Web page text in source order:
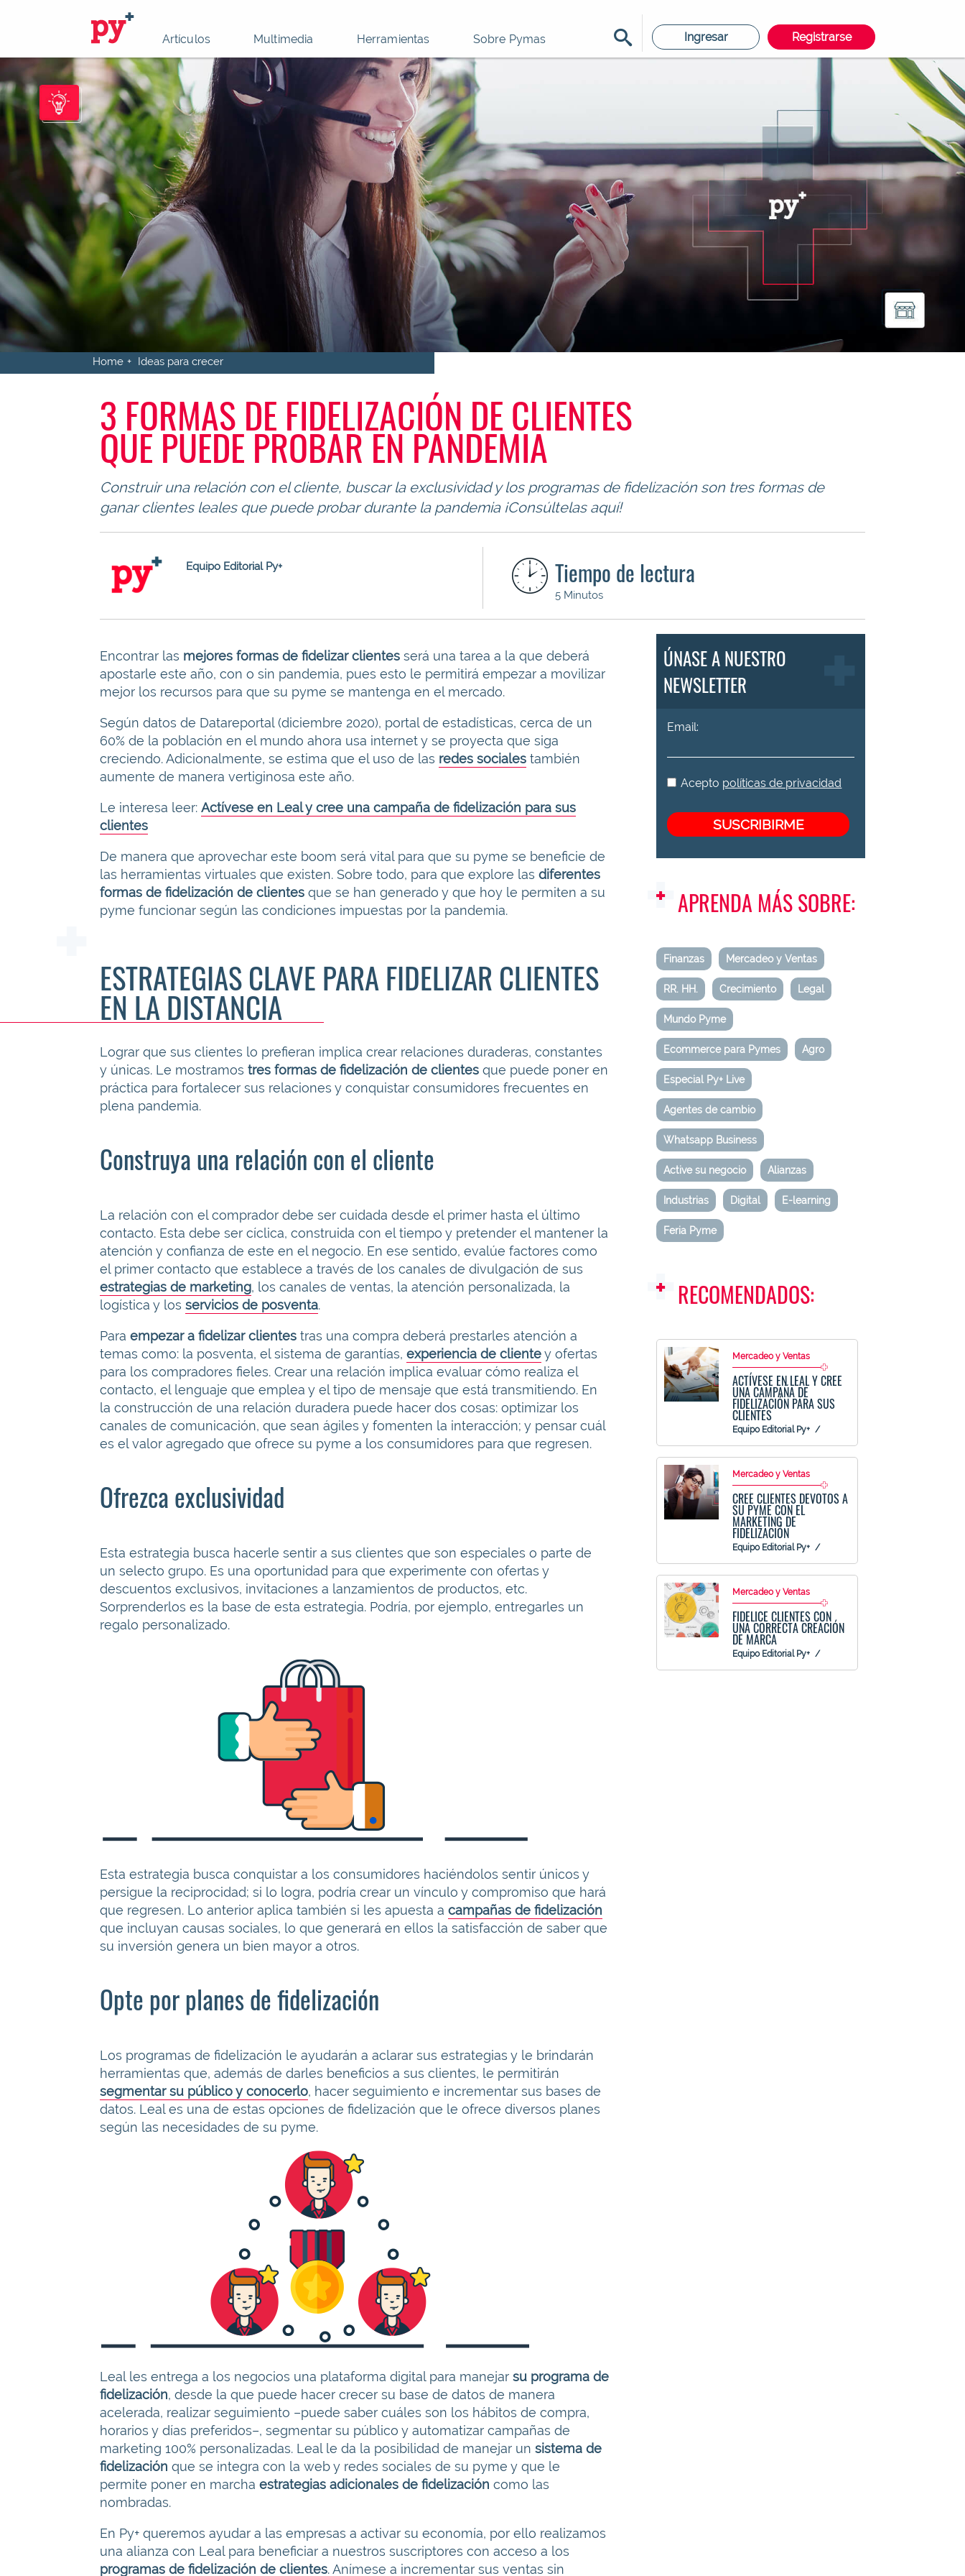
Artículos Multimedia Herramientas Sobre Pymas Ingresar Registrarse
Home Ideas para crecer
3 FORMAS DE FIDELIZACIÓN DE CLIENTES
QUE PUEDE PROBAR EN PANDEMIA
Construir una relación con el cliente, buscar la exclusividad y los programas de fidelización son tres formas de
ganar clientes leales que puede probar durante la pandemia ¡Consúltelas aquí!
Equipo Editorial Py+ Tiempo de lectura
5 Minutos
Encontrar las mejores formas de fidelizar clientesserá una tarea a la que deberá
apostarle este año, con o sin pandemia, pues esto le permitirá empezar a movilizar
mejor los recursos para que su pyme se mantenga en el mercado.
Según datos de Datareportal (diciembre 2020), portal de estadísticas, cerca de un
60% de la población en el mundo ahora usa internet y se proyecta que siga
creciendo. Adicionalmente, se estima que el uso de las redes socialestambién
aumente de manera vertiginosa este año.
Le interesa leer: Actívese en Leal y cree una campaña de fidelización para sus
clientes
De manera que aprovechar este boom será vital para que su pyme se beneficie de
las herramientas virtuales que existen. Sobre todo, para que explore las diferentes
formas de fidelización de clientes que se han generado y que hoy le permiten a su
pyme funcionar según las condiciones impuestas por la pandemia.
ESTRATEGIAS CLAVE PARA FIDELIZAR CLIENTES
EN LA DISTANCIA
Lograr que sus clientes lo prefieran implica crear relaciones duraderas, constantes
y únicas. Le mostramos tres formas de fidelización de clientes que puede poner en
práctica para fortalecer sus relaciones y conquistar consumidores frecuentes en
plena pandemia.
Construya una relación con el cliente
La relación con el comprador debe ser cuidada desde el primer hasta el último
contacto. Esta debe ser cíclica, construida con el tiempo y pretender el mantener la
atención y confianza de este en el negocio. En ese sentido, evalúe factores como
el primer contacto que establece a través de los canales de divulgación de sus
estrategias de marketing, los canales de ventas, la atención personalizada, la
logística y los servicios de posventa.
Para empezar a fidelizar clientestras una compra deberá prestarles atención a
temas como: la posventa, el sistema de garantías, experiencia de clientey ofertas
para los compradores fieles. Crear una relación implica evaluar cómo realiza el
contacto, el lenguaje que emplea y el tipo de mensaje que está transmitiendo. En
la construcción de una relación duradera puede hacer dos cosas: optimizar los
canales de comunicación, que sean ágiles y fomenten la interacción; y pensar cuál
es el valor agregado que ofrece su pyme a los consumidores para que regresen.
Ofrezca exclusividad
Esta estrategia busca hacerle sentir a sus clientes que son especiales o parte de
un selecto grupo. Es una oportunidad para que experimente con ofertas y
descuentos exclusivos, invitaciones a lanzamientos de productos, etc.
Sorprenderlos es la base de esta estrategia. Podría, por ejemplo, entregarles un
regalo personalizado.
Esta estrategia busca conquistar a los consumidores haciéndolos sentir únicos y
persigue la reciprocidad; si lo logra, podría crear un vínculo y compromiso que hará
que regresen. Lo anterior aplica también si les apuesta a campañas de fidelización
que incluyan causas sociales, lo que generará en ellos la satisfacción de saber que
su inversión genera un bien mayor a otros.
Opte por planes de fidelización
Los programas de fidelización le ayudarán a aclarar sus estrategias y le brindarán
herramientas que, además de darles beneficios a sus clientes, le permitirán
segmentar su público y conocerlo, hacer seguimiento e incrementar sus bases de
datos. Leal es una de estas opciones de fidelización que le ofrece diversos planes
según las necesidades de su pyme.
Leal les entrega a los negocios una plataforma digital para manejar su programa de
fidelización, desde la que puede hacer crecer su base de datos de manera
acelerada, realizar seguimiento –puede saber cuáles son los hábitos de compra,
horarios y días preferidos–, segmentar su público y automatizar campañas de
marketing 100% personalizadas. Leal le da la posibilidad de manejar un sistema de
fidelización que se integra con la web y redes sociales de su pyme y que le
permite poner en marcha estrategias adicionales de fidelización como las
nombradas.
En Py+ queremos ayudar a las empresas a activar su economía, por ello realizamos
una alianza con Leal para beneficiar a nuestros suscriptores con acceso a los
programas de fidelización de clientes. Anímese a incrementar sus ventas sin
ÚNASE A NUESTRO
NEWSLETTER
Email:
Acepto políticas de privacidad
APRENDA MÁS SOBRE:
Finanzas Mercadeo y Ventas
RR. HH. Crecimiento Legal
Mundo Pyme
Ecommerce para Pymes Agro
Especial Py+ Live
Agentes de cambio
Whatsapp Business
Active su negocio Alianzas
Industrias Digital E-learning
Feria Pyme
RECOMENDADOS:
Mercadeo y Ventas
ACTÍVESE EN LEAL Y CREE
UNA CAMPAÑA DE
FIDELIZACIÓN PARA SUS
CLIENTES
Equipo Editorial Py+
Mercadeo y Ventas
CREE CLIENTES DEVOTOS A
SU PYME CON EL
MARKETING DE
FIDELIZACIÓN
Equipo Editorial Py+
Mercadeo y Ventas
FIDELICE CLIENTES CON
UNA CORRECTA CREACIÓN
DE MARCA
Equipo Editorial Py+